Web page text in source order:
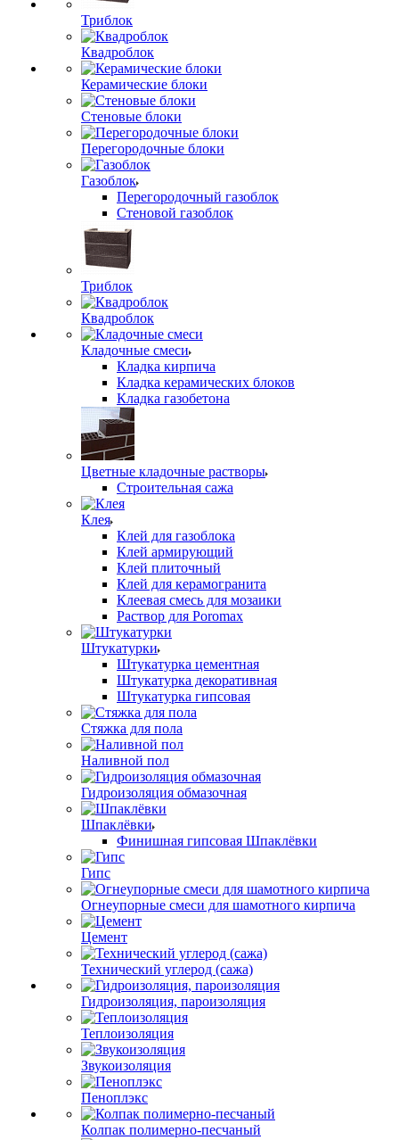
Триблок
Квадроблок
Керамические блоки
Стеновые блоки
Перегородочные блоки
Газоблок
Перегородочный газоблок
Стеновой газоблок
Триблок
Квадроблок
Кладочные смеси
Кладка кирпича
Кладка керамических блоков
Кладка газобетона
Цветные кладочные растворы
Строительная сажа
Клея
Клей для газоблока
Клей армирующий
Клей плиточный
Клей для керамогранита
Клеевая смесь для мозаики
Раствор для Poromax
Штукатурки
Штукатурка цементная
Штукатурка декоративная
Штукатурка гипсовая
Стяжка для пола
Наливной пол
Гидроизоляция обмазочная
Шпаклёвки
Финишная гипсовая Шпаклёвки
Гипс
Огнеупорные смеси для шамотного кирпича
Цемент
Технический углерод (сажа)
Гидроизоляция, пароизоляция
Теплоизоляция
Звукоизоляция
Пеноплэкс
Колпак полимерно-песчаный